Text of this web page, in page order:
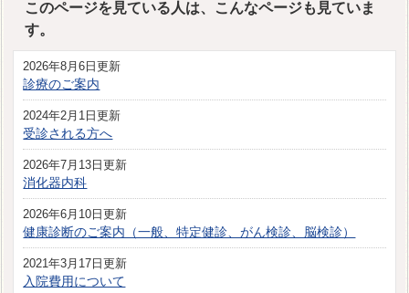
このページを見ている人は、こんなページも見ていま
す。
2026年8月6日更新
診療のご案内
2024年2月1日更新
受診される方へ
2026年7月13日更新
消化器内科
2026年6月10日更新
健康診断のご案内（一般、特定健診、がん検診、脳検診）
2021年3月17日更新
入院費用について